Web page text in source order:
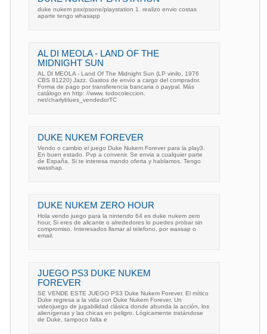
duke nukem psx/psone/playstation 1. realizo envio costas
aparte tengo whasapp
AL DI MEOLA - LAND OF THE
MIDNIGHT SUN
AL DI MEOLA - Land Of The Midnight Sun (LP vinilo, 1976
CBS 81220) Jazz. Gastos de envío a cargo del comprador.
Forma de pago por transferencia bancaria o paypal. Más
catálogo en http: //www. todocoleccion.
net/charlyblues_vendedorTC
DUKE NUKEM FOREVER
Vendo o cambio el juego Duke Nukem Forever para la play3.
En buen estado. Pvp a convenir. Se envia a cualquier parte
de España. Si te interesa mando oferta y hablamos. Tengo
wasshap.
DUKE NUKEM ZERO HOUR
Hola vendo juego para la nintendo 64 es duke nukem zero
hour, Si eres de alicante o alrededores lo puedes probar sin
compromiso. Interesados llamar al telefono, por wassap o
email.
JUEGO PS3 DUKE NUKEM
FOREVER
SE VENDE ESTE JUEGO PS3 Duke Nukem Forever. El mítico
Duke regresa a la vida con Duke Nukem Forever. Un
videojuego de jugabilidad clásica donde abunda la acción, los
alienígenas y las chicas en peligro. Lógicamente tratándose
de Duke, tampoco falta e